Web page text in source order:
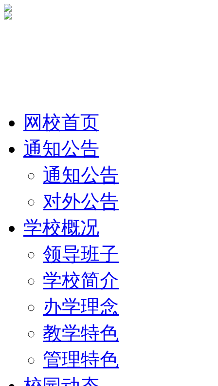
网校首页
通知公告
通知公告
对外公告
学校概况
领导班子
学校简介
办学理念
教学特色
管理特色